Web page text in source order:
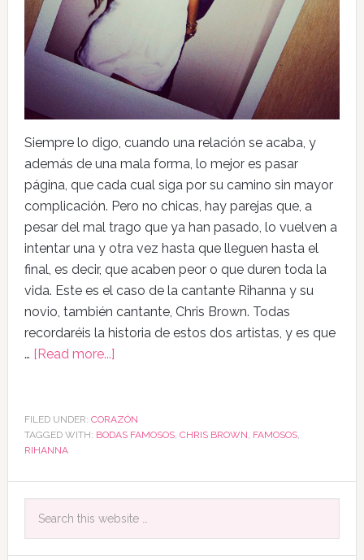
Siempre lo digo, cuando una relación se acaba, y
además de una mala forma, lo mejor es pasar
página, que cada cual siga por su camino sin mayor
complicación. Pero no chicas, hay parejas que, a
pesar del mal trago que ya han pasado, lo vuelven a
intentar una y otra vez hasta que lleguen hasta el
final, es decir, que acaben peor o que duren toda la
vida. Este es el caso de la cantante Rihanna y su
novio, también cantante, Chris Brown. Todas
recordaréis la historia de estos dos artistas, y es que
… [Read more...]
FILED UNDER: CORAZÓN
TAGGED WITH: BODAS FAMOSOS, CHRIS BROWN, FAMOSOS,
RIHANNA